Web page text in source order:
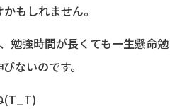
もしれません。
、勉強時間が長くても一生懸命勉
ないのです。
(T_T)